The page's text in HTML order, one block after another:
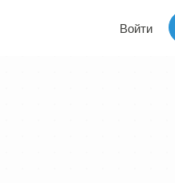
Войти